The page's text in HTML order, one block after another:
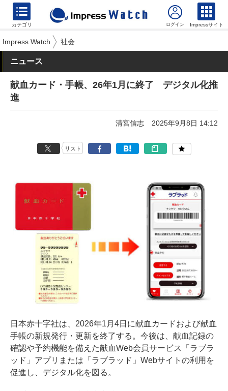
カテゴリ Impressサイト
Impress Watch 社会
ニュース
献血カード・手帳、26年1月に終了 デジタル化推
進
清宮信志 2025年9月8日 14:12
リスト
日本赤十字社は、2026年1月4日に献血カードおよび献血
手帳の新規発行・更新を終了する。今後は、献血記録の
確認や予約機能を備えた献血Web会員サービス「ラブラ
ッド」アプリまたは「ラブラッド」Webサイトの利用を
促進し、デジタル化を図る。